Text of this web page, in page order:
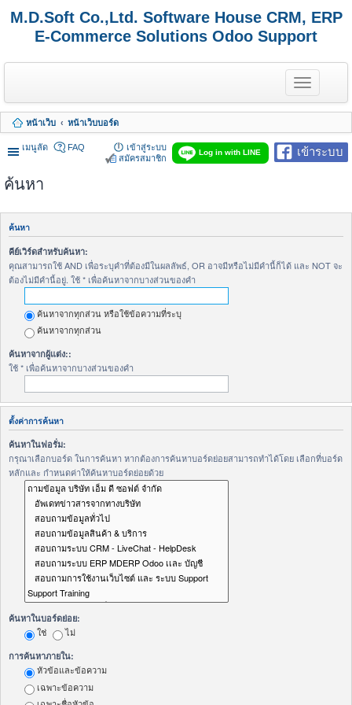
M.D.Soft Co.,Ltd. Software House CRM, ERP
E-Commerce Solutions Odoo Support
T
o
g
l
e
n
a
a
i
หน้าเว็บ หน้าเว็บบอร์ด
เมนูลัด เข้าระบบ
Log in with LINE
FAQ
เข้าสู่ระบบ
สมัครสมาชิก
ค้นหา
ค้นหา
คีย์เวิร์ดสำหรับค้นหา:
คุณสามารถใช้ AND เพื่อระบุคำที่ต้องมีในผลลัพธ์, OR อาจมีหรือไม่มีคำนี้ก็ได้ และ NOT จะ
ต้องไม่มีคำนี้อยู่. ใช้ * เพื่อค้นหาจากบางส่วนของคำ
ค้นหาจากทุกส่วน หรือใช้ข้อความที่ระบุ
ค้นหาจากทุกส่วน
ค้นหาจากผู้แต่ง::
ใช้ * เพื่อค้นหาจากบางส่วนของคำ
ตั้งค่าการค้นหา
ค้นหาในฟอรั่ม:
กรุณาเลือกบอร์ด ในการค้นหา หากต้องการค้นหาบอร์ดย่อยสามารถทำได้โดย เลือกที่บอร์ด
หลักและ กำหนดค่าให้ค้นหาบอร์ดย่อยด้วย
ค้นหาในบอร์ดย่อย:
ใช่ ไม่
การค้นหาภายใน:
หัวข้อและข้อความ
เฉพาะข้อความ